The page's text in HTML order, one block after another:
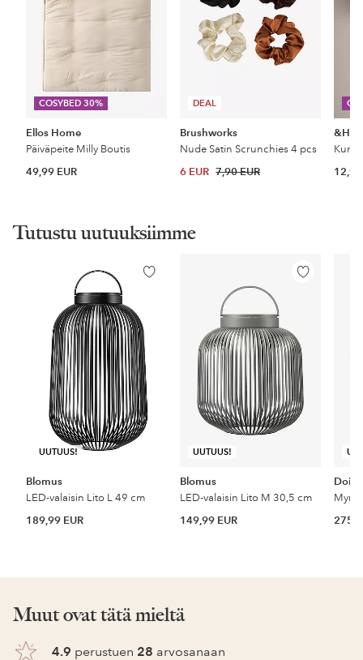
COSYBED 30%
Ellos Home
Päiväpeite Milly Boutis
49,99 EUR
DEAL
Brushworks
Nude Satin Scrunchies 4 pcs
6 EUR 7,90 EUR 12,99
Tutustu uutuuksiimme
UUTUUS!
Lisää
Blomus
LED-valaisin Lito L 49 cm
189,99 EUR
UUTUUS!
Lisää
Blomus
LED-valaisin Lito M 30,5 cm
149,99 EUR
275
Muut ovat tätä mieltä
4.9 perustuen 28 arvosanaan